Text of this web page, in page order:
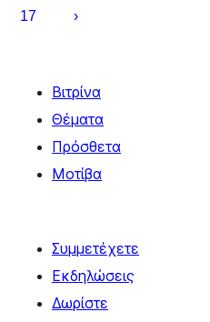
17
Βιτρίνα
Θέματα
Πρόσθετα
Μοτίβα
Συμμετέχετε
Εκδηλώσεις
Δωρίστε